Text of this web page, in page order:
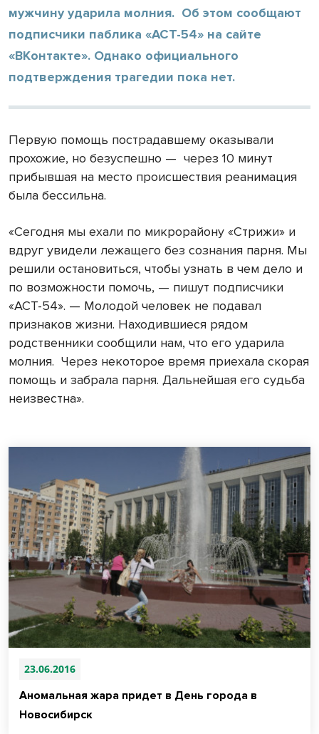
мужчину ударила молния. Об этом сообщают
подписчики паблика «АСТ-54» на сайте
«ВКонтакте». Однако официального
подтверждения трагедии пока нет.
Первую помощь пострадавшему оказывали
прохожие, но безуспешно — через 10 минут
прибывшая на место происшествия реанимация
была бессильна.
«Сегодня мы ехали по микрорайону «Стрижи» и
вдруг увидели лежащего без сознания парня. Мы
решили остановиться, чтобы узнать в чем дело и
по возможности помочь, — пишут подписчики
«АСТ-54». — Молодой человек не подавал
признаков жизни. Находившиеся рядом
родственники сообщили нам, что его ударила
молния. Через некоторое время приехала скорая
помощь и забрала парня. Дальнейшая его судьба
неизвестна».
23.06.2016
Аномальная жара придет в День города в
Новосибирск